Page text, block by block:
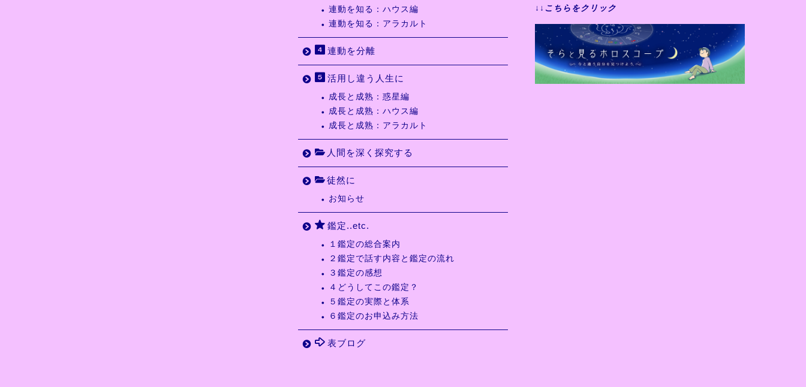
連動を知る：ハウス編
連動を知る：アラカルト
連動を分離
活用し違う人生に
成長と成熟：惑星編
成長と成熟：ハウス編
成長と成熟：アラカルト
人間を深く探究する
徒然に
お知らせ
鑑定..etc.
１鑑定の総合案内
２鑑定で話す内容と鑑定の流れ
３鑑定の感想
４どうしてこの鑑定？
５鑑定の実際と体系
６鑑定のお申込み方法
表ブログ
↓↓ こちらをクリック